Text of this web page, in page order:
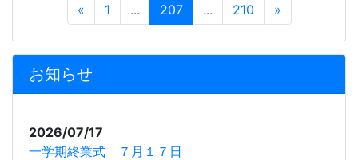
« 1 ... 207 ... 210 »
お知らせ
2026/07/17
一学期終業式 ７月１７日